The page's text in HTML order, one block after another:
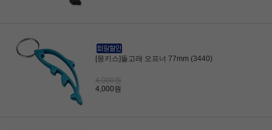
[몽키스]돌고래 오프너 77mm (3440)
4,000원
4,000원